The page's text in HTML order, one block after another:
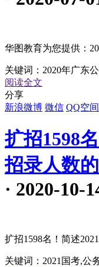
华图教育为您提供：
关键词： 2020年广东
阅读全文
分享
新浪微博 微信 QQ空间
扩招1598
招录人数
· 2020-10-
扩招1598名！简述
关键词： 2021国考,公